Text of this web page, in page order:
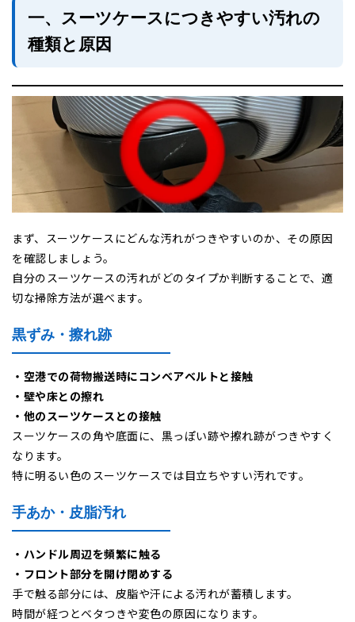
一、スーツケースにつきやすい汚れの
種類と原因
まず、スーツケースにどんな汚れがつきやすいのか、その原因
を確認しましょう。
自分のスーツケースの汚れがどのタイプか判断することで、適
切な掃除方法が選べます。
黒ずみ・擦れ跡
・空港での荷物搬送時にコンベアベルトと接触
・壁や床との擦れ
・他のスーツケースとの接触
スーツケースの角や底面に、黒っぽい跡や擦れ跡がつきやすく
なります。
特に明るい色のスーツケースでは目立ちやすい汚れです。
手あか・皮脂汚れ
・ハンドル周辺を頻繁に触る
・フロント部分を開け閉めする
手で触る部分には、皮脂や汗による汚れが蓄積します。
時間が経つとベタつきや変色の原因になります。